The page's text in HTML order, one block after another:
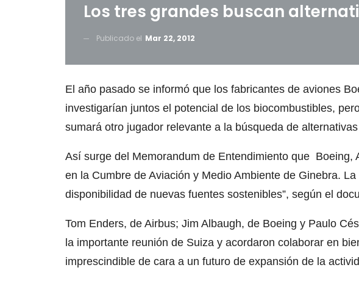
Los tres grandes buscan
Publicado el Mar 22, 2012
El año pasado se informó que los fabricantes de aviones
investigarían juntos el potencial de los biocombustibles,
sumará otro jugador relevante a la búsqueda de
Así surge del Memorandum de Entendimiento que Boeing,
en la Cumbre de Aviación y Medio Ambiente de Ginebra.
disponibilidad de nuevas fuentes sostenibles”, según el
Tom Enders, de Airbus; Jim Albaugh, de Boeing y Paulo
la importante reunión de Suiza y acordaron colaborar en
imprescindible de cara a un futuro de expansión de la